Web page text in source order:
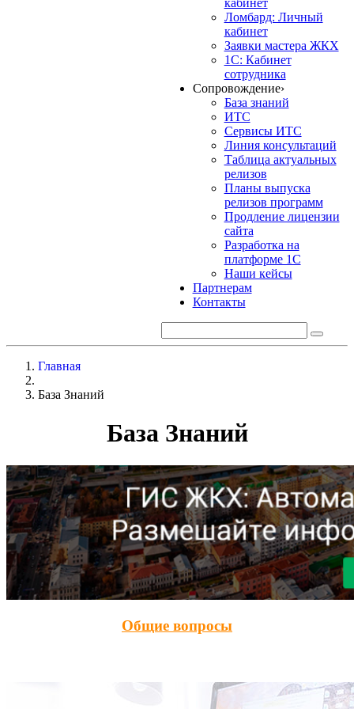
Ломбард: Личный
кабинет
Заявки мастера ЖКХ
1С: Кабинет
сотрудника
Сопровождение›
База знаний
ИТС
Сервисы ИТС
Линия консультаций
Таблица актуальных
релизов
Планы выпуска
релизов программ
Продление лицензии
сайта
Разработка на
платформе 1С
Наши кейсы
Партнерам
Контакты
Главная
База Знаний
База Знаний
Общие вопросы